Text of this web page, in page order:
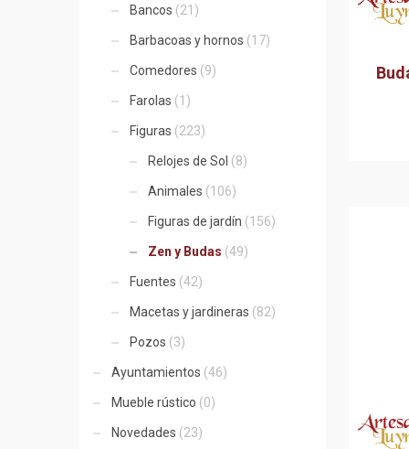
Bancos (21)
Barbacoas y hornos (17)
Comedores (9)
Farolas (1)
Figuras (223)
Relojes de Sol (8)
Animales (106)
Figuras de jardín (156)
Zen y Budas (49)
Fuentes (42)
Macetas y jardineras (82)
Pozos (3)
Ayuntamientos (46)
Mueble rústico (0)
Novedades (23)